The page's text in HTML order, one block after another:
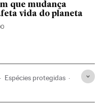
que mudança
vida do planeta
Espécies protegidas